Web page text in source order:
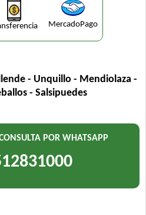
MercadoPago
- Unquillo - Mendiolaza -
- Salsipuedes
POR WHATSAPP